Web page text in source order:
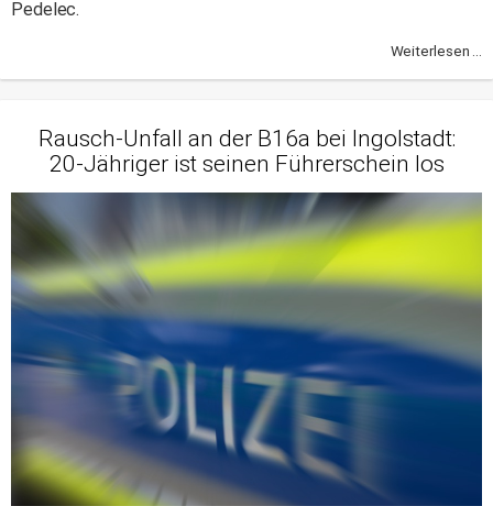
Pedelec.
Weiterlesen ...
Rausch-Unfall an der B16a bei Ingolstadt:
20-Jähriger ist seinen Führerschein los